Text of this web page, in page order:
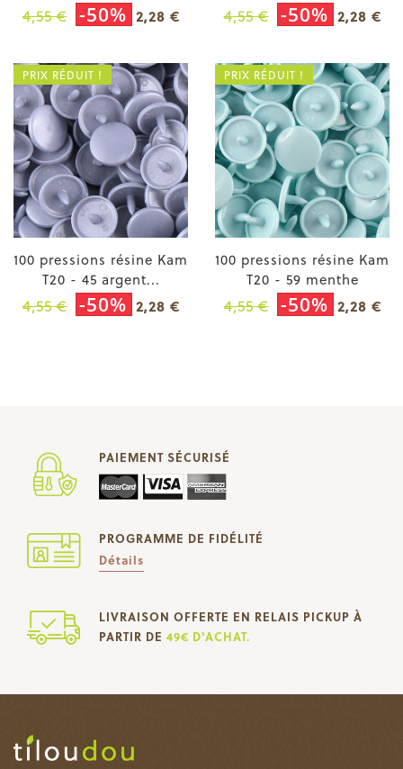
4,55 € -50% 2,28 € 4,55 € -50% 2,28 €
100 pressions résine Kam
T20 - 45 argent...
4,55 € -50% 2,28 €
PRIX RÉDUIT !
100 pressions résine Kam
T20 - 59 menthe
4,55 € -50% 2,28 €
PRIX RÉDUIT !
PAIEMENT SÉCURISÉ
PROGRAMME DE FIDÉLITÉ
Détails
LIVRAISON OFFERTE EN RELAIS PICKUP À
PARTIR DE 49€ D'ACHAT.